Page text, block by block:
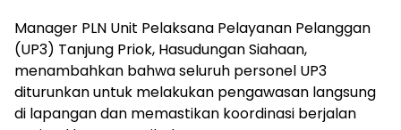
Manager PLN Unit Pelaksana Pelayanan Pelanggan
(UP3) Tanjung Priok, Hasudungan Siahaan,
menambahkan bahwa seluruh personel UP3
diturunkan untuk melakukan pengawasan langsung
di lapangan dan memastikan koordinasi berjalan